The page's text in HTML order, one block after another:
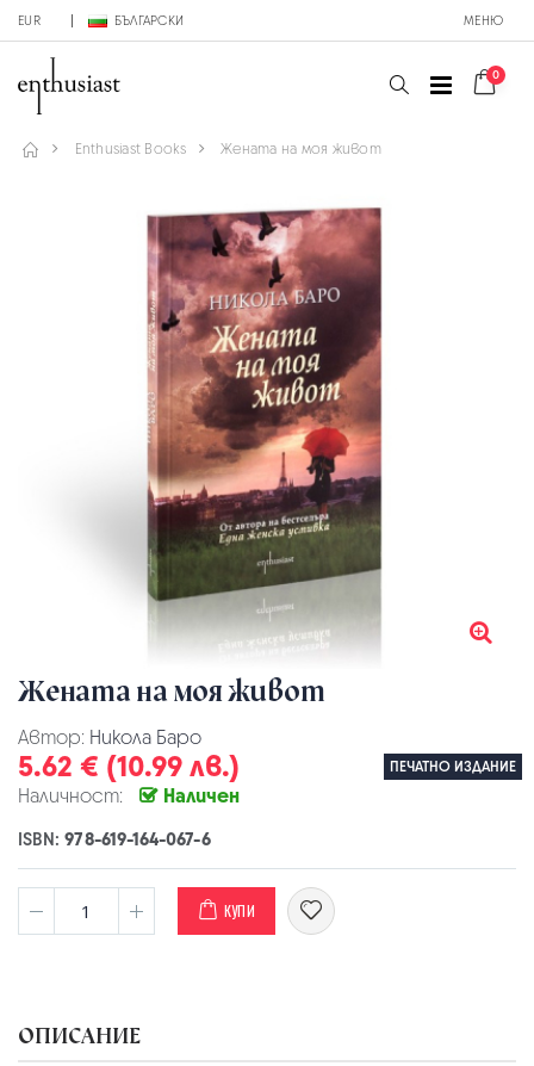
EUR БЪЛГАРСКИ МЕНЮ
0
Enthusiast Books Жената на моя живот
Жената на моя живот
Автор: Никола Баро
5.62 € (10.99 лв.) ПЕЧАТНО ИЗДАНИЕ
Наличност: Наличен
ISBN:978-619-164-067-6
КУПИ
ОПИСАНИЕ